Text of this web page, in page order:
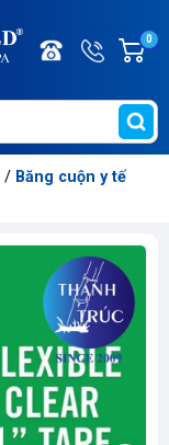
Điện
thoại
Hotline/
Zalo
0
/ Băng cuộn y tế